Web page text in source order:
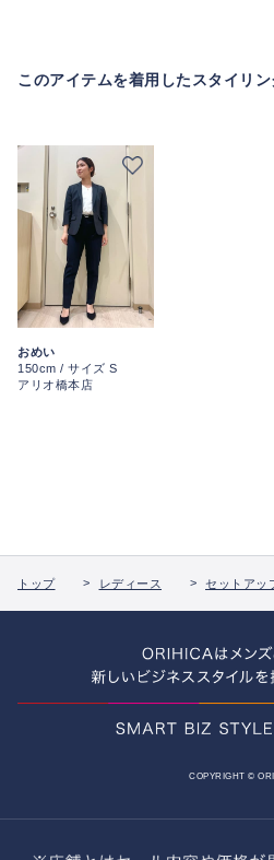
このアイテムを着用したスタイリン
おめい
150cm / サイズ S
アリオ橋本店
トップ レディース セットアッ
COPYRIGHT ©